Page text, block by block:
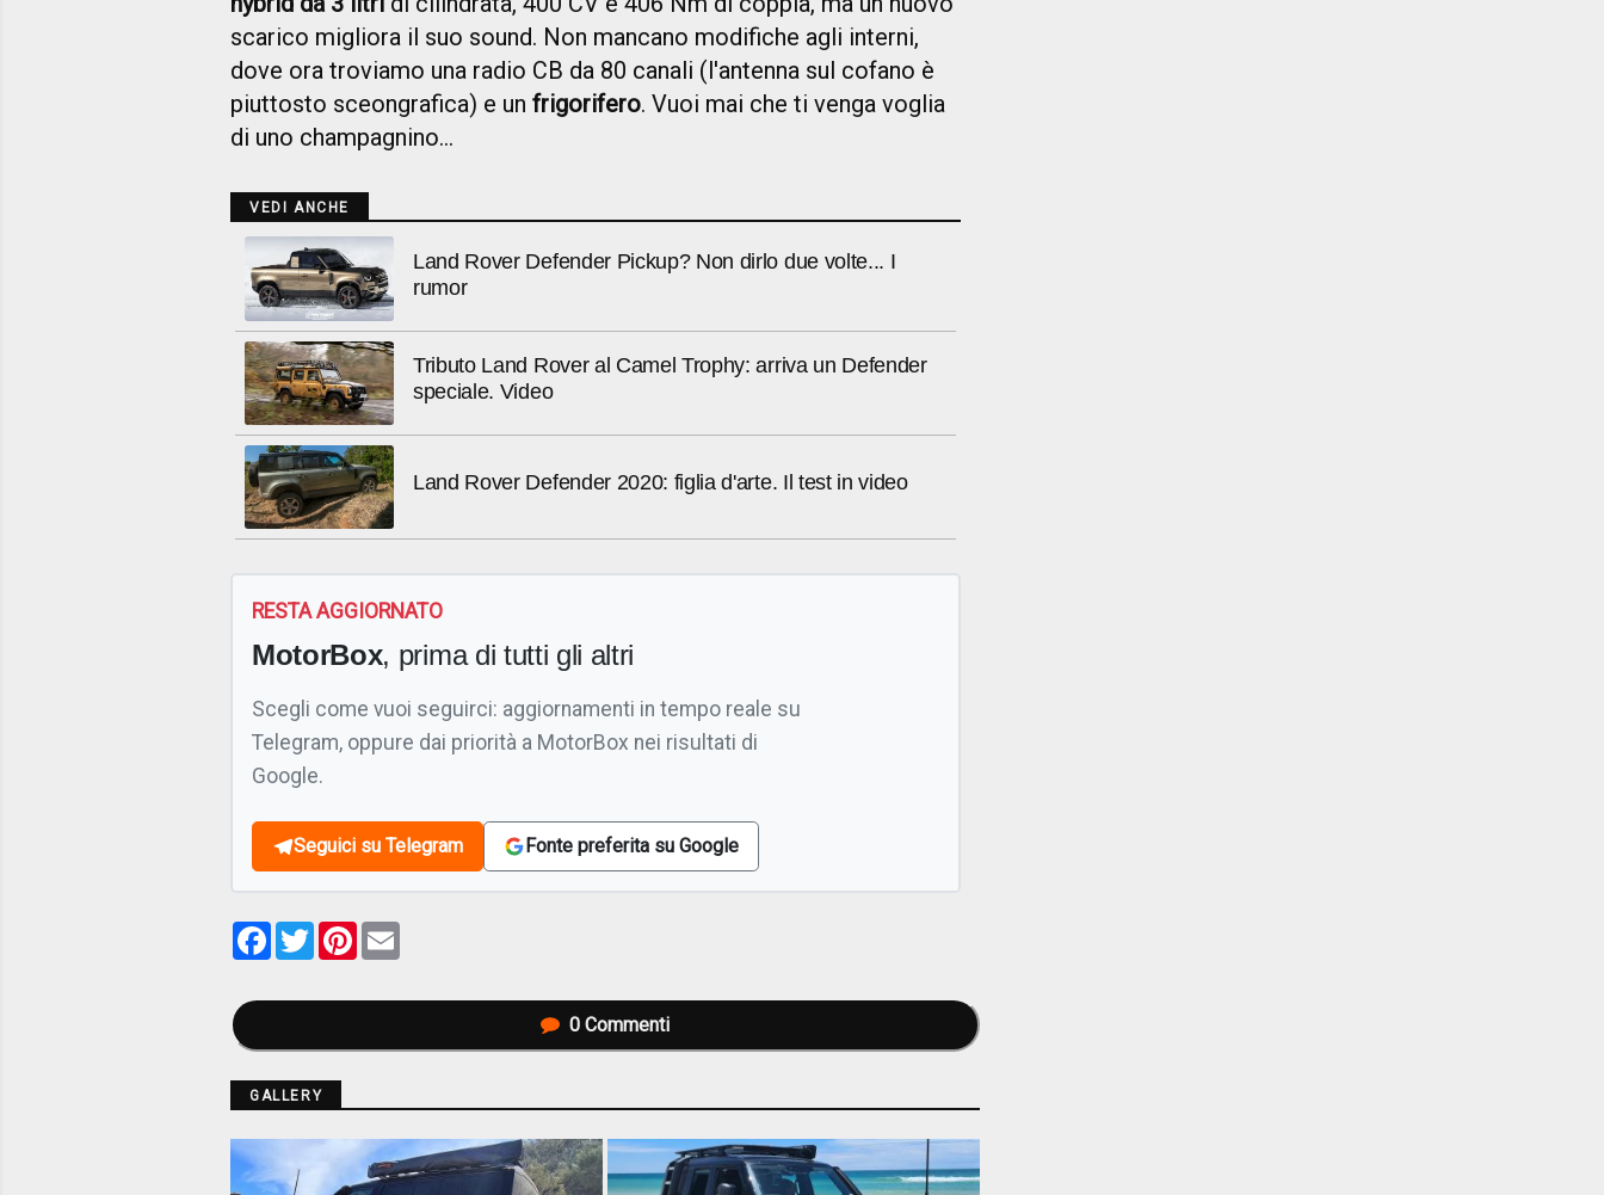
scarico migliora il suo sound. Non mancano modifiche agli interni,
dove ora troviamo una radio CB da 80 canali (l'antenna sul cofano è
piuttosto sceongrafica) e un frigorifero. Vuoi mai che ti venga voglia
di uno champagnino...
VEDI ANCHE
Land Rover Defender Pickup? Non dirlo due volte... I
rumor
Tributo Land Rover al Camel Trophy: arriva un Defender
speciale. Video
Land Rover Defender 2020: figlia d'arte. Il test in video
RESTA AGGIORNATO
MotorBox, prima di tutti gli altri
Scegli come vuoi seguirci: aggiornamenti in tempo reale su
Telegram, oppure dai priorità a MotorBox nei risultati di
Google.
Seguici su Telegram Fonte preferita su Google
Facebook
TwitterPinterest
0 Commenti
GALLERY